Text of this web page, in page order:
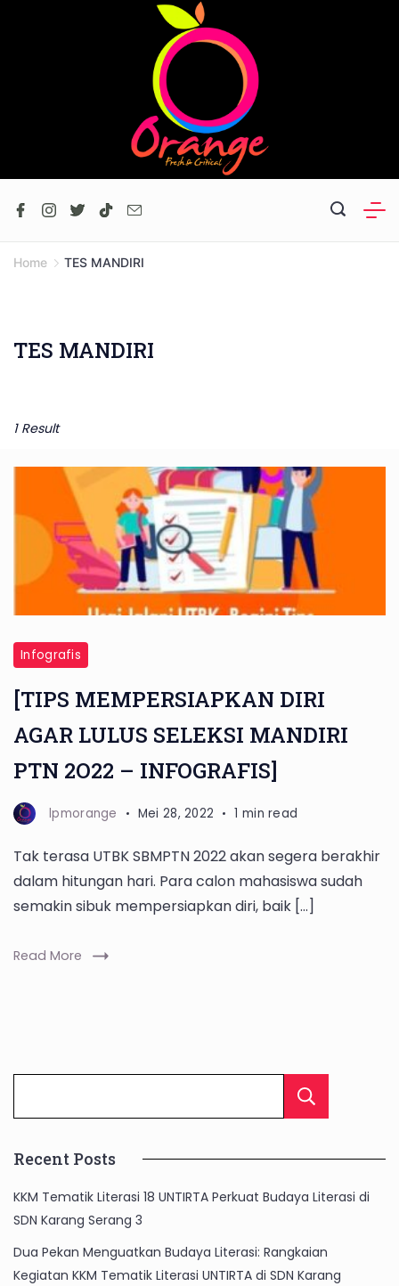
Home TES MANDIRI
TES MANDIRI
1 Result
Infografis
[TIPS MEMPERSIAPKAN DIRI
AGAR LULUS SELEKSI MANDIRI
PTN 2O22 – INFOGRAFIS]
lpmorange Mei 28, 2022 1 min read
Tak terasa UTBK SBMPTN 2022 akan segera berakhir
dalam hitungan hari. Para calon mahasiswa sudah
semakin sibuk mempersiapkan diri, baik […]
Read More
Recent Posts
KKM Tematik Literasi 18 UNTIRTA Perkuat Budaya Literasi di
SDN Karang Serang 3
Dua Pekan Menguatkan Budaya Literasi: Rangkaian
Kegiatan KKM Tematik Literasi UNTIRTA di SDN Karang